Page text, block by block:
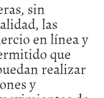
sin
las
en línea y
que
realizar
y